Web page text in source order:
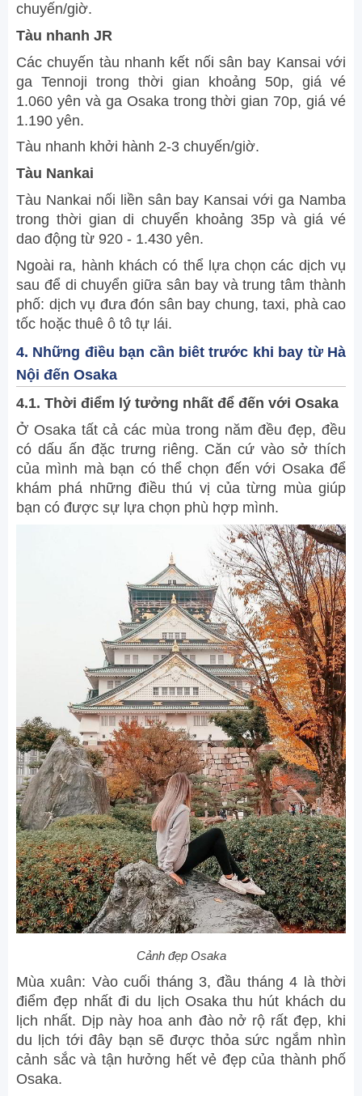
chuyến/giờ.
Tàu nhanh JR
Các chuyến tàu nhanh kết nối sân bay Kansai với
ga Tennoji trong thời gian khoảng 50p, giá vé
1.060 yên và ga Osaka trong thời gian 70p, giá vé
1.190 yên.
Tàu nhanh khởi hành 2-3 chuyến/giờ.
Tàu Nankai
Tàu Nankai nối liền sân bay Kansai với ga Namba
trong thời gian di chuyển khoảng 35p và giá vé
dao động từ 920 - 1.430 yên.
Ngoài ra, hành khách có thể lựa chọn các dịch vụ
sau để di chuyển giữa sân bay và trung tâm thành
phố: dịch vụ đưa đón sân bay chung, taxi, phà cao
tốc hoặc thuê ô tô tự lái.
4. Những điều bạn cần biêt trước khi bay từ Hà
Nội đến Osaka
4.1. Thời điểm lý tưởng nhất để đến với Osaka
Ở Osaka tất cả các mùa trong năm đều đẹp, đều
có dấu ấn đặc trưng riêng. Căn cứ vào sở thích
của mình mà bạn có thể chọn đến với Osaka để
khám phá những điều thú vị của từng mùa giúp
bạn có được sự lựa chọn phù hợp mình.
Cảnh đẹp Osaka
Mùa xuân: Vào cuối tháng 3, đầu tháng 4 là thời
điểm đẹp nhất đi du lịch Osaka thu hút khách du
lịch nhất. Dịp này hoa anh đào nở rộ rất đẹp, khi
du lịch tới đây bạn sẽ được thỏa sức ngắm nhìn
cảnh sắc và tận hưởng hết vẻ đẹp của thành phố
Osaka.